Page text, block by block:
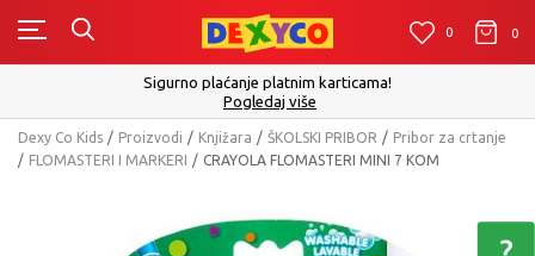
0 0
Sigurno plaćanje platnim karticama!
Pogledaj više
Dexy Co Kids Proizvodi Knjižara ŠKOLSKI PRIBOR
Pribor za crtanje
FLOMASTERI I MARKERI
CRAYOLA FLOMASTERI MINI 7 KOM